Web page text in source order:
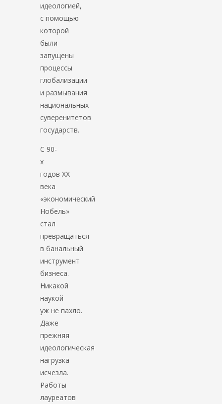
идеологией,
с помощью
которой
были
запущены
процессы
глобализации
и размывания
национальных
суверенитетов
государств.
С 90-
х
годов ХХ
века
«экономический
Нобель»
стал
превращаться
в банальный
инструмент
бизнеса.
Никакой
наукой
уж не пахло.
Даже
прежняя
идеологическая
нагрузка
исчезла.
Работы
лауреатов